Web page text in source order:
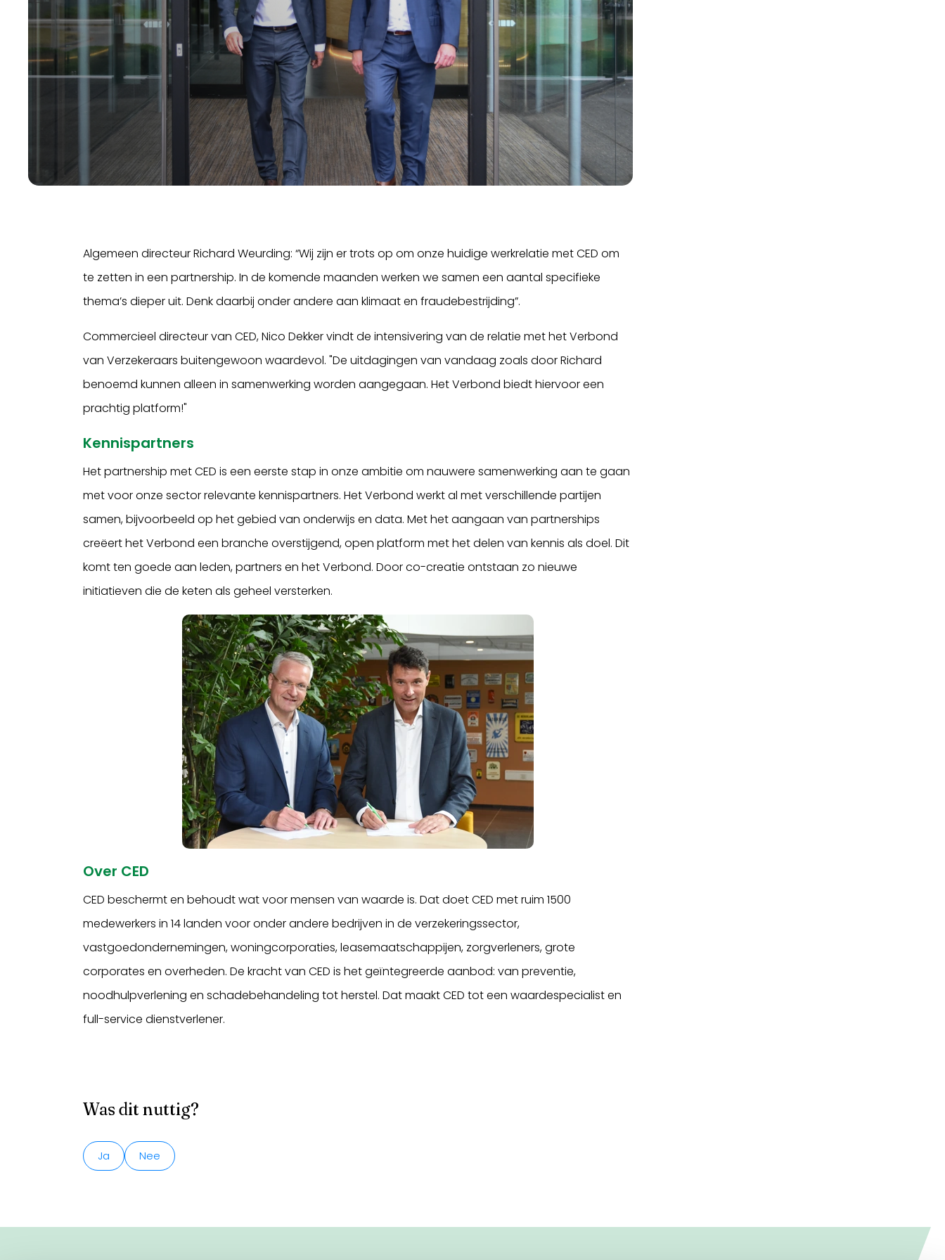
Algemeen directeur Richard Weurding: “Wij zijn er trots op om onze huidige werkrelatie met CED om
te zetten in een partnership. In de komende maanden werken we samen een aantal specifieke
thema’s dieper uit. Denk daarbij onder andere aan klimaat en fraudebestrijding”.
Commercieel directeur van CED, Nico Dekker vindt de intensivering van de relatie met het Verbond
van Verzekeraars buitengewoon waardevol. "De uitdagingen van vandaag zoals door Richard
benoemd kunnen alleen in samenwerking worden aangegaan. Het Verbond biedt hiervoor een
prachtig platform!"
Kennispartners
Het partnership met CED is een eerste stap in onze ambitie om nauwere samenwerking aan te gaan
met voor onze sector relevante kennispartners. Het Verbond werkt al met verschillende partijen
samen, bijvoorbeeld op het gebied van onderwijs en data. Met het aangaan van partnerships
creëert het Verbond een branche overstijgend, open platform met het delen van kennis als doel. Dit
komt ten goede aan leden, partners en het Verbond. Door co-creatie ontstaan zo nieuwe
initiatieven die de keten als geheel versterken.
Over CED
CED beschermt en behoudt wat voor mensen van waarde is. Dat doet CED met ruim 1500
medewerkers in 14 landen voor onder andere bedrijven in de verzekeringssector,
vastgoedondernemingen, woningcorporaties, leasemaatschappijen, zorgverleners, grote
corporates en overheden. De kracht van CED is het geïntegreerde aanbod: van preventie,
noodhulpverlening en schadebehandeling tot herstel. Dat maakt CED tot een waardespecialist en
full-service dienstverlener.
Was dit nuttig?
Ja Nee